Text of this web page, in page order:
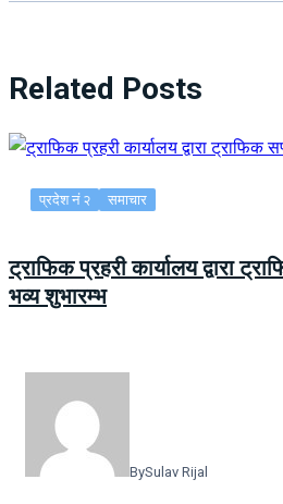
Related Posts
प्रदेश नं २ समाचार
ट्राफिक प्रहरी कार्यालय द्वारा
भव्य शुभारम्भ
BySulav Rijal